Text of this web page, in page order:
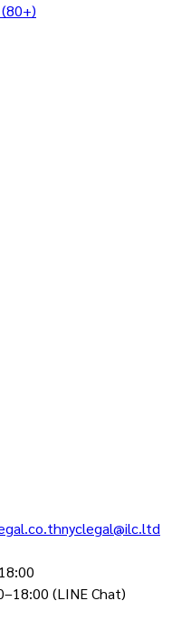
nyclegal@ilc.ltd
(LINE Chat)